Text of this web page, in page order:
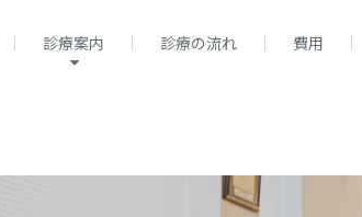
診療案内 診療の流れ 費用